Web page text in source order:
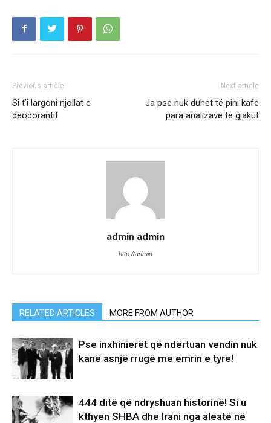
Previous article
Si t’i largoni njollat e
deodorantit
Next article
Ja pse nuk duhet të pini kafe
para analizave të gjakut
admin admin
http://admin
RELATED ARTICLES MORE FROM AUTHOR
Pse inxhinierët që ndërtuan vendin nuk
kanë asnjë rrugë me emrin e tyre!
444 ditë që ndryshuan historinë! Si u
kthyen SHBA dhe Irani nga aleatë në